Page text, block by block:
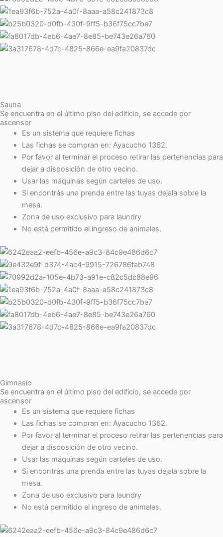
Sauna
Se encuentra en el último piso del edificio, se accede por
ascensor
Es un sistema que requiere fichas
Las fichas se compran en: Ayacucho 1362.
Por favor al terminar el proceso retirar las pertenencias para
dejar a disposición de otro vecino.
Usar las máquinas según carteles de uso.
Si encontrás una prenda entre las tuyas dejala sobre la
mesa.
Zona de uso exclusivo para laundry
No está permitido el ingreso de animales.
Gimnasio
Se encuentra en el último piso del edificio, se accede por
ascensor
Es un sistema que requiere fichas
Las fichas se compran en: Ayacucho 1362.
Por favor al terminar el proceso retirar las pertenencias para
dejar a disposición de otro vecino.
Usar las máquinas según carteles de uso.
Si encontrás una prenda entre las tuyas dejala sobre la
mesa.
Zona de uso exclusivo para laundry
No está permitido el ingreso de animales.